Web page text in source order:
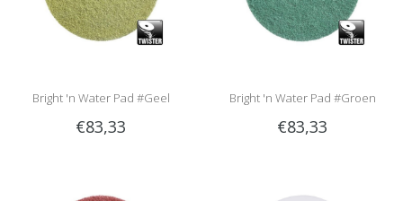
Bright 'n Water Pad #Geel
€83,33
Bright 'n Water Pad #Groen
€83,33